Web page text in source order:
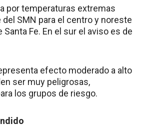
por temperaturas extremas
SMN para el centro y noreste
Santa Fe. En el sur el aviso es de
efecto moderado a alto
ser muy peligrosas,
los grupos de riesgo.